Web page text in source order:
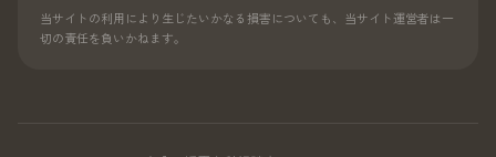
当サイトの利用により生じたいかなる損害についても、当サイト運営者は一
切の責任を負いかねます。